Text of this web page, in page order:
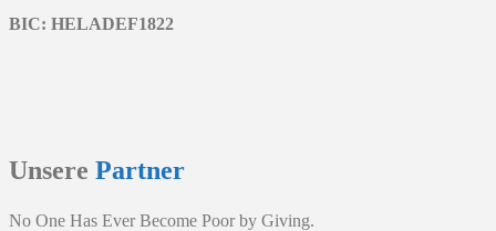
BIC: HELADEF1822
Unsere Partner
No One Has Ever Become Poor by Giving.